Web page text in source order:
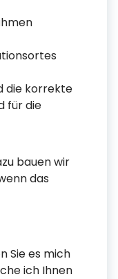
die korrekte
für die
bauen wir
das
Sie es mich
ich Ihnen